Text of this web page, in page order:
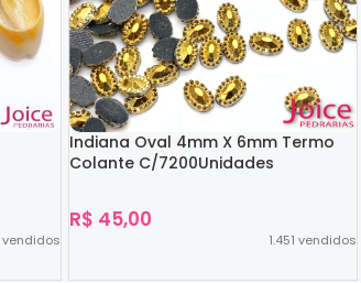
vendidos
Indiana Oval 4mm X 6mm Termo
Colante C/7200Unidades
R$ 45,00
1.451 vendidos